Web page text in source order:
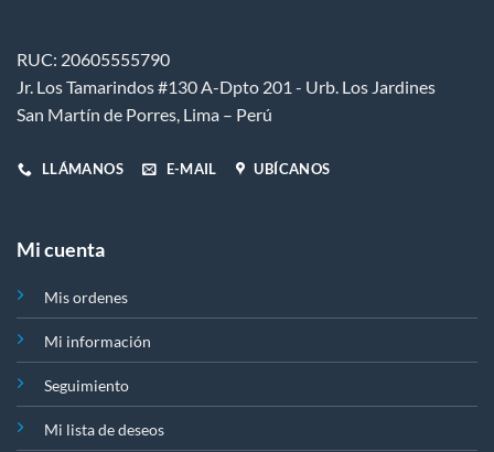
RUC: 20605555790
Jr. Los Tamarindos #130 A-Dpto 201 - Urb. Los Jardines
San Martín de Porres, Lima – Perú
LLÁMANOS E-MAIL UBÍCANOS
Mi cuenta
Mis ordenes
Mi información
Seguimiento
Mi lista de deseos